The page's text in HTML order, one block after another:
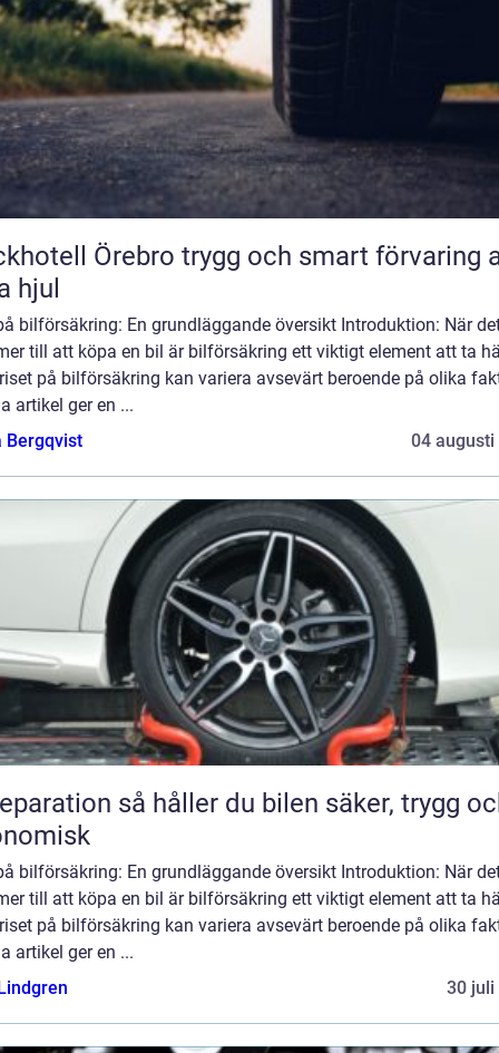
Örebro trygg och smart förvaring av
hjul
bilförsäkring: En grundläggande översikt Introduktion: När
till att köpa en bil är bilförsäkring ett viktigt element att ta
på bilförsäkring kan variera avsevärt beroende på olika
artikel ger en ...
Bergqvist
04 augusti
håller du bilen säker, trygg och
bilförsäkring: En grundläggande översikt Introduktion: När
till att köpa en bil är bilförsäkring ett viktigt element att ta
på bilförsäkring kan variera avsevärt beroende på olika
artikel ger en ...
30 juli